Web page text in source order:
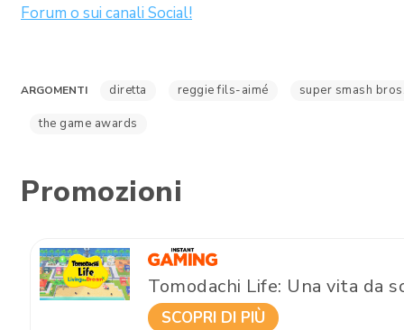
Forum o sui canali Social!
ARGOMENTI diretta reggie fils-aimé super smash
the game awards
Promozioni
Tomodachi Life: Una vita da
SCOPRI DI PIÙ